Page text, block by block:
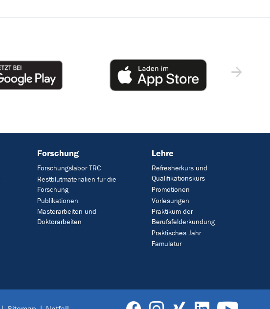
Forschung
Forschungslabor TRC
Restblutmaterialien für die
Forschung
Publikationen
Masterarbeiten und
Doktorarbeiten
Lehre
Refresherkurs und
Qualifikationskurs
Promotionen
Vorlesungen
Praktikum der
Berufsfelderkundung
Praktisches Jahr
Famulatur